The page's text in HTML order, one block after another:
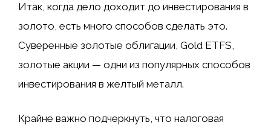
Итак, когда дело доходит до инвестирования в
золото, есть много способов сделать это.
Суверенные золотые облигации, Gold ETFS,
золотые акции — одни из популярных способов
инвестирования в желтый металл.
Крайне важно подчеркнуть, что налоговая